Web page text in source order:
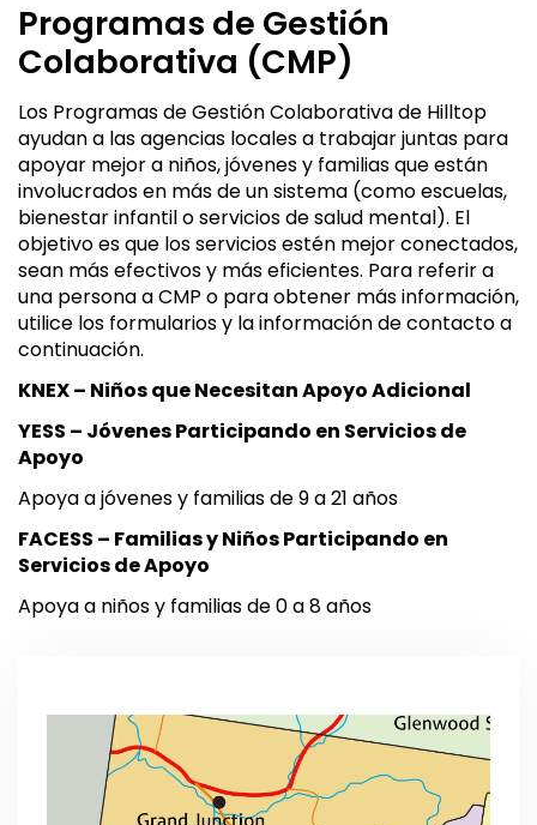
Programas de Gestión
Colaborativa (CMP)
Los Programas de Gestión Colaborativa de Hilltop
ayudan a las agencias locales a trabajar juntas para
apoyar mejor a niños, jóvenes y familias que están
involucrados en más de un sistema (como escuelas,
bienestar infantil o servicios de salud mental). El
objetivo es que los servicios estén mejor conectados,
sean más efectivos y más eficientes. Para referir a
una persona a CMP o para obtener más información,
utilice los formularios y la información de contacto a
continuación.
KNEX – Niños que Necesitan Apoyo Adicional
YESS – Jóvenes Participando en Servicios de
Apoyo
Apoya a jóvenes y familias de 9 a 21 años
FACESS – Familias y Niños Participando en
Servicios de Apoyo
Apoya a niños y familias de 0 a 8 años